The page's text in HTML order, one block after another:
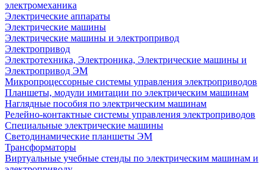
электромеханика
Электрические аппараты
Электрические машины
Электрические машины и электропривод
Электропривод
Электротехника, Электроника, Электрические машины и
Электропривод ЭМ
Микропроцессорные системы управления электроприводов
Планшеты, модули имитации по электрическим машинам
Наглядные пособия по электрическим машинам
Релейно-контактные системы управления электроприводов
Специальные электрические машины
Светодинамические планшеты ЭМ
Трансформаторы
Виртуальные учебные стенды по электрическим машинам и